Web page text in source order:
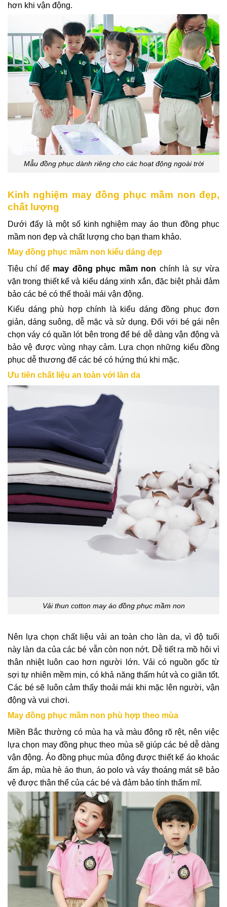
hơn khi vận động.
Mẫu đồng phục dành riêng cho các hoạt động ngoài trời
Kinh nghiệm may đồng phục mầm non đẹp,
chất lượng
Dưới đấy là một số kinh nghiệm may áo thun đồng phục
mầm non đẹp và chất lượng cho bạn tham khảo.
May đồng phục mầm non kiểu dáng đẹp
Tiêu chí để may đồng phục mầm non chính là sự vừa
vặn trong thiết kế và kiểu dáng xinh xắn, đặc biệt phải đảm
bảo các bé có thể thoải mái vận động.
Kiểu dáng phù hợp chính là kiểu dáng đồng phục đơn
giản, dáng suông, dễ mặc và sử dụng. Đối với bé gái nên
chọn váy có quần lót bên trong để bé dễ dàng vận động và
bảo vệ được vùng nhạy cảm. Lựa chọn những kiểu đồng
phục dễ thương để các bé có hứng thú khi mặc.
Ưu tiên chất liệu an toàn với làn da
Vải thun cotton may áo đồng phục mầm non
Nên lựa chọn chất liệu vải an toàn cho làn da, vì độ tuổi
này làn da của các bé vẫn còn non nớt. Dễ tiết ra mồ hôi vì
thân nhiệt luôn cao hơn người lớn. Vải có nguồn gốc từ
sợi tự nhiên mềm mịn, có khả năng thấm hút và co giãn tốt.
Các bé sẽ luôn cảm thấy thoải mái khi mặc lên người, vận
động và vui chơi.
May đồng phục mầm non phù hợp theo mùa
Miền Bắc thường có mùa hạ và màu đông rõ rệt, nên việc
lựa chọn may đồng phục theo mùa sẽ giúp các bé dễ dàng
vận động. Áo đồng phục mùa đông được thiết kế áo khoác
ấm áp, mùa hè áo thun, áo polo và váy thoáng mát sẽ bảo
vệ được thân thể của các bé và đảm bảo tính thẩm mĩ.